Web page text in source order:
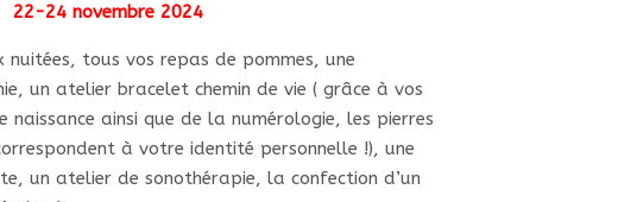
22-24 novembre 2024
nuitées, tous vos repas de pommes, une
un atelier bracelet chemin de vie ( grâce à vos
ainsi que de la numérologie, les pierres
à votre identité personnelle !), une
un atelier de sonothérapie, la confection d’un